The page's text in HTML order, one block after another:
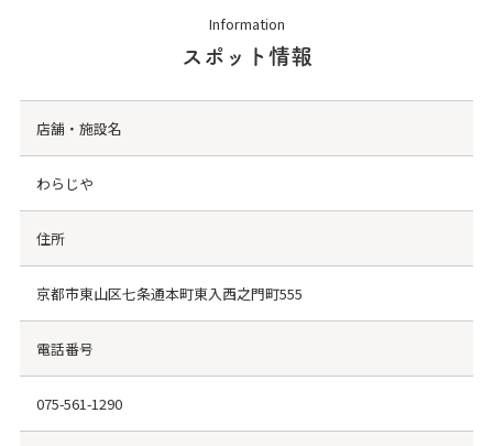
Information
スポット情報
店舗・施設名
わらじや
住所
京都市東山区七条通本町東入西之門町555
電話番号
075-561-1290